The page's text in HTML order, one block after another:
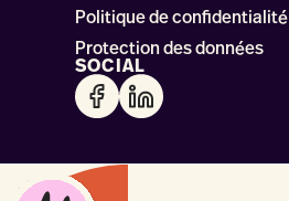
Politique de confidentialité
Protection des données
SOCIAL